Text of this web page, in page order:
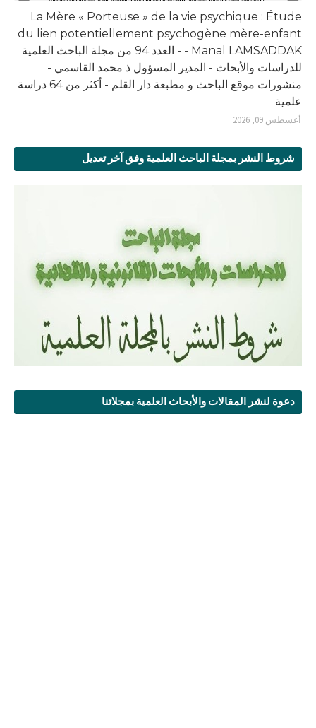
La Mère « Porteuse » de la vie psychique : Étude
du lien potentiellement psychogène mère-enfant
- Manal LAMSADDAK - العدد 94 من مجلة الباحث العلمية
للدراسات والأبحاث - المدير المسؤول ذ محمد القاسمي -
منشورات موقع الباحث و مطبعة دار القلم - أكثر من 64 دراسة
علمية
أغسطس 09, 2026
شروط النشر بمجلة الباحث العلمية وفق آخر تعديل
دعوة لنشر المقالات والأبحاث العلمية بمجلاتنا